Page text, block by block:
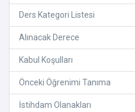
Ders Kategori Listesi
Alınacak Derece
Kabul Koşulları
Önceki Öğrenimi Tanıma
İstihdam Olanakları